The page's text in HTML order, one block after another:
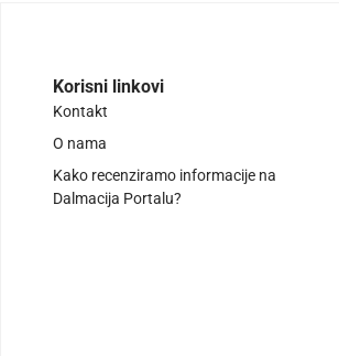
Korisni linkovi
Kontakt
O nama
Kako recenziramo informacije na
Dalmacija Portalu?